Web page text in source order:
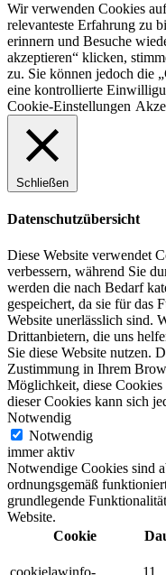
Wir verwenden Cookies
relevanteste Erfahrung zu
erinnern und Besuche
akzeptieren“ klicken,
zu. Sie können jedoch die
eine kontrollierte
Cookie-Einstellungen
Schließen
Datenschutzübersicht
Diese Website verwendet
verbessern, während Sie
werden die nach Bedarf
gespeichert, da sie für das
Website unerlässlich sind.
Drittanbietern, die uns
Sie diese Website nutzen.
Zustimmung in Ihrem
Möglichkeit, diese
dieser Cookies kann sich
Notwendig
Notwendig
immer aktiv
Notwendige Cookies sind
ordnungsgemäß
grundlegende
Website.
Cookie
cookielawinfo- 11